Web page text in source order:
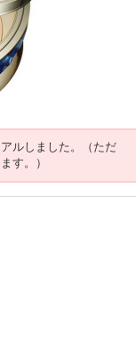
ルしました。（ただ
す。）